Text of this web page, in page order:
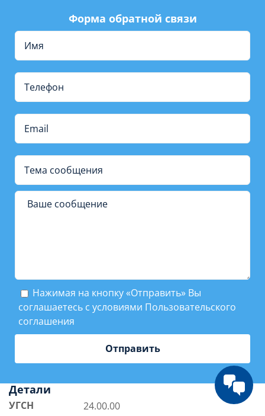
Форма обратной связи
Нажимая на кнопку «Отправить» Вы
соглашаетесь с условиями Пользовательского
соглашения
Детали
УГСН 24.00.00